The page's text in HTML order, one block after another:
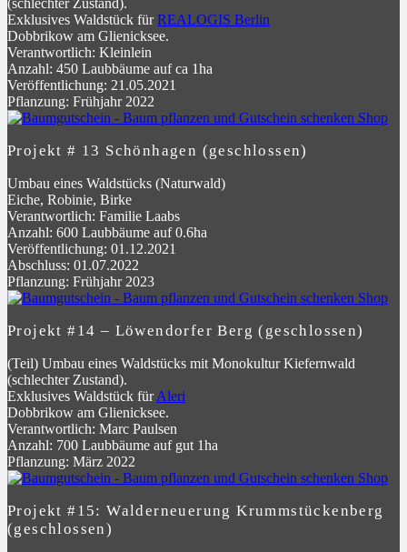
Exklusives Waldstück fürREALOGIS Berlin
Dobbrikow am Glienicksee.
Verantwortlich: Kleinlein
Anzahl: 450 Laubbäume auf ca 1ha
Veröffentlichung: 21.05.2021
Pflanzung: Frühjahr 2022
Projekt # 13 Schönhagen (geschlossen)
Umbau eines Waldstücks (Naturwald)
Eiche, Robinie, Birke
Verantwortlich: Familie Laabs
Anzahl: 600 Laubbäume auf 0.6ha
Veröffentlichung: 01.12.2021
Abschluss: 01.07.2022
Pflanzung: Frühjahr 2023
Projekt #14 – Löwendorfer Berg (geschlossen)
(Teil) Umbau eines Waldstücks mit Monokultur Kiefernwald
(schlechter Zustand).
Exklusives Waldstück fürAleri
Dobbrikow am Glienicksee.
Verantwortlich: Marc Paulsen
Anzahl: 700 Laubbäume auf gut 1ha
Pflanzung: März 2022
Projekt #15: Walderneuerung Krummstückenberg
(geschlossen)